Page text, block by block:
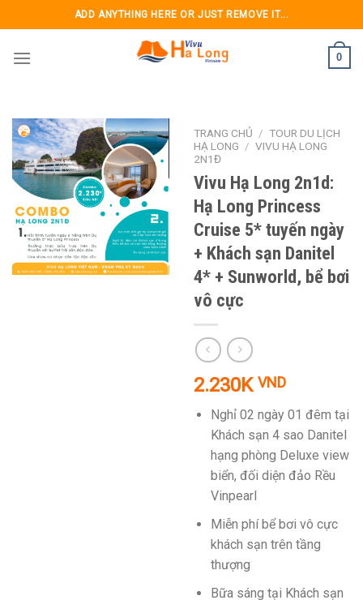
to
content
ADD ANYTHING HERE OR JUST REMOVE IT...
0
TRANG CHỦ / TOUR DU LỊCH
HẠ LONG / VIVU HẠ LONG
2N1Đ
Vivu Hạ Long 2n1d:
Hạ Long Princess
Cruise 5* tuyến ngày
+ Khách sạn Danitel
4* + Sunworld, bể bơi
vô cực
2.230KVND
Nghỉ 02 ngày 01 đêm tại
Khách sạn 4 sao Danitel
hạng phòng Deluxe view
biển, đối diện đảo Rều
Vinpearl
Miễn phí bể bơi vô cực
khách sạn trên tầng
thượng
Bữa sáng tại Khách sạn